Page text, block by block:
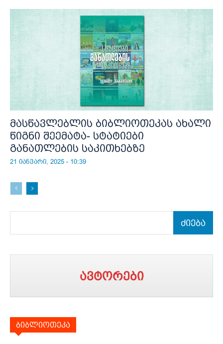
მასწავლებლის ბიბლიოთეკას ახალი
წიგნი შეემატა- სტატიები
განათლების საკითხებზე
21 იანვარი, 2025 - 10:39
ძიება
ავტორები
ბიბლიოთეკა